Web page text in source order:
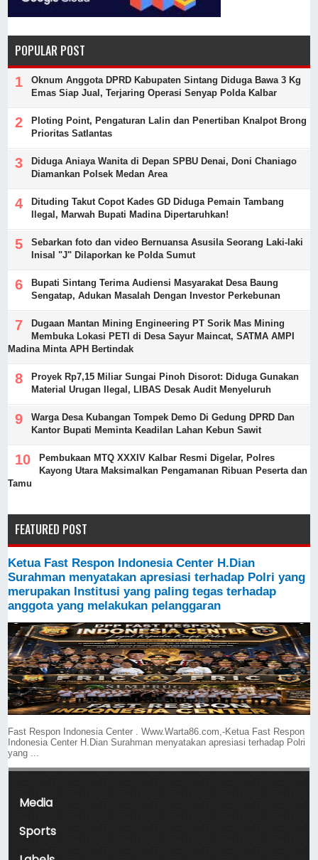
POPULAR POST
Oknum Anggota DPRD Kabupaten Sintang Diduga Bawa 3 Kg
Emas Siap Jual, Terjaring Operasi Senyap Polda Kalbar
Ploting Point, Pengaturan Lalin dan Penertiban Knalpot Brong
Prioritas Satlantas
Diduga Aniaya Wanita di Depan SPBU Denai, Doni Chaniago
Diamankan Polsek Medan Area
Dituding Takut Copot Kades GD Diduga Pemain Tambang
Ilegal, Marwah Bupati Madina Dipertaruhkan!
Sebarkan foto dan video Bernuansa Asusila Seorang Laki-laki
Inisal "J" Dilaporkan ke Polda Sumut
Bupati Sintang Terima Audiensi Masyarakat Desa Baung
Sengatap, Adukan Masalah Dengan Investor Perkebunan
Dugaan Mantan Mining Engineering PT Sorik Mas Mining
Membuka Lokasi PETI di Desa Sayur Maincat, SATMA AMPI
Madina Minta APH Bertindak
Proyek Rp7,15 Miliar Sungai Pinoh Disorot: Diduga Gunakan
Material Urugan Ilegal, LIBAS Desak Audit Menyeluruh
Warga Desa Kubangan Tompek Demo Di Gedung DPRD Dan
Kantor Bupati Meminta Keadilan Lahan Kebun Sawit
Pembukaan MTQ XXXIV Kalbar Resmi Digelar, Polres
Kayong Utara Maksimalkan Pengamanan Ribuan Peserta dan
Tamu
FEATURED POST
Ketua Fast Respon Indonesia Center H.Dian
Surahman menyatakan apresiasi terhadap Polri yang
merupakan Institusi yang paling tegas terhadap
anggota yang melakukan pelanggaran
Fast Respon Indonesia Center . Www.Warta86.com,-Ketua Fast Respon
Indonesia Center H.Dian Surahman menyatakan apresiasi terhadap Polri
yang ...
Media
Sports